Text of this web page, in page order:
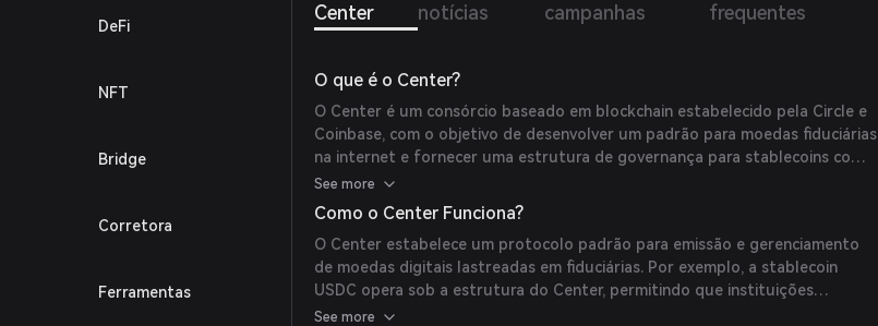
DeFi
NFT
Bridge
Corretora
Ferramentas
Center
notícias
campanhas
frequentes
O que é o Center?
O Center é um consórcio baseado em blockchain estabelecido pela Circle e
Coinbase, com o objetivo de desenvolver um padrão para moedas fiduciárias
na internet e fornecer uma estrutura de governança para stablecoins como
a USDC. Ele opera em uma estrutura de código aberto para permitir a
interoperabilidade de ativos digitais.
See more
Como o Center Funciona?
O Center estabelece um protocolo padrão para emissão e gerenciamento
de moedas digitais lastreadas em fiduciárias. Por exemplo, a stablecoin
USDC opera sob a estrutura do Center, permitindo que instituições
financeiras emitam suas próprias stablecoins seguindo os padrões do
See more